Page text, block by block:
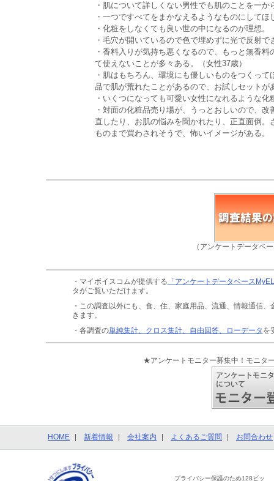
・肌について詳しくない男性でも肌のことを一
・一つですべてをまかなえるようなものにしてほ
・化粧をしなくても良い世の中になるのが理想。
・毛穴が開いているので色で埋めずに光で反射
・香料入りが気持ち悪くなるので、もっと無香
て使えないことが多々ある。（女性37歳）
・肌はもちろん、環境にも優しいものをつくっ
品で肌が荒れたことがあるので、お試しセットが
・いくつになっても可愛い女性になれるような
・対面の化粧品売り場が、うっとおしいので、
直したり、お肌の悩みを聞かれたり、正直面倒
ものまで買わされそうで、怖いイメージがある。
（アンケートデータベ
・マイボイスコムが提供する 「アンケートデータベース
タがご覧いただけます。
・この調査以外にも、食、住、家庭用品、流通、情報通信、
きます。
・各調査の単純集計、クロス集計、自由回答、ローデータ を
★アンケートモニター募集中！モニタ
HOME 新着情報 会社案内 よくあるご質問 お問合わせ
プライバシー保護のため128ビッ